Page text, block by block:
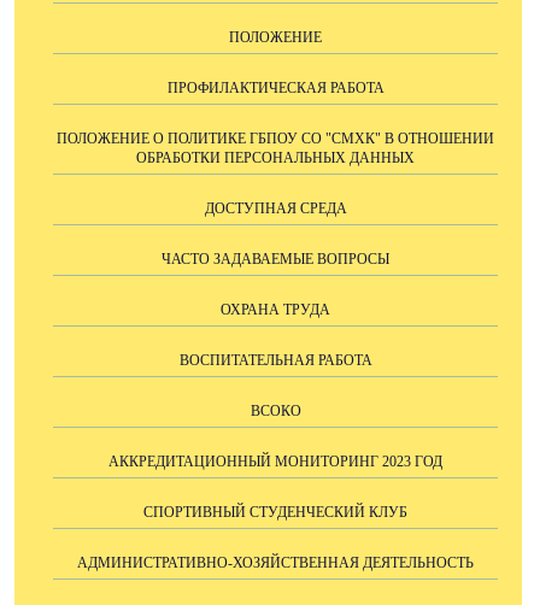
ПОЛОЖЕНИЕ
ПРОФИЛАКТИЧЕСКАЯ РАБОТА
ПОЛОЖЕНИЕ О ПОЛИТИКЕ ГБПОУ СО "СМХК" В ОТНОШЕНИИ
ОБРАБОТКИ ПЕРСОНАЛЬНЫХ ДАННЫХ
ДОСТУПНАЯ СРЕДА
ЧАСТО ЗАДАВАЕМЫЕ ВОПРОСЫ
ОХРАНА ТРУДА
ВОСПИТАТЕЛЬНАЯ РАБОТА
ВСОКО
АККРЕДИТАЦИОННЫЙ МОНИТОРИНГ 2023 ГОД
СПОРТИВНЫЙ СТУДЕНЧЕСКИЙ КЛУБ
АДМИНИСТРАТИВНО-ХОЗЯЙСТВЕННАЯ ДЕЯТЕЛЬНОСТЬ